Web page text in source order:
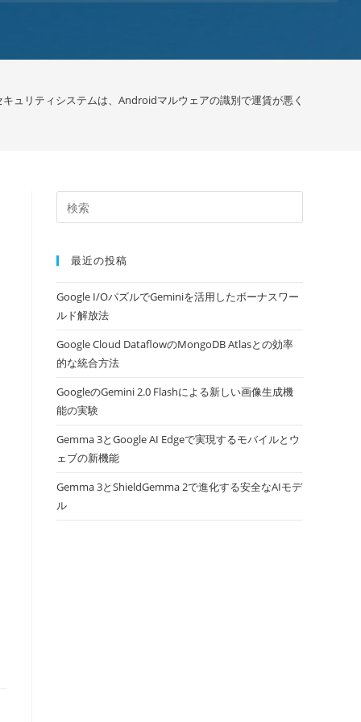
ュリティシステムは、Androidマルウェアの識別で運賃が悪く続いていま
最近の投稿
Google I/OパズルでGeminiを活用したボーナスワー
ルド解放法
Google Cloud DataflowのMongoDB Atlasとの効率
的な統合方法
GoogleのGemini 2.0 Flashによる新しい画像生成機
能の実験
Gemma 3とGoogle AI Edgeで実現するモバイルとウ
ェブの新機能
Gemma 3とShieldGemma 2で進化する安全なAIモデ
ル